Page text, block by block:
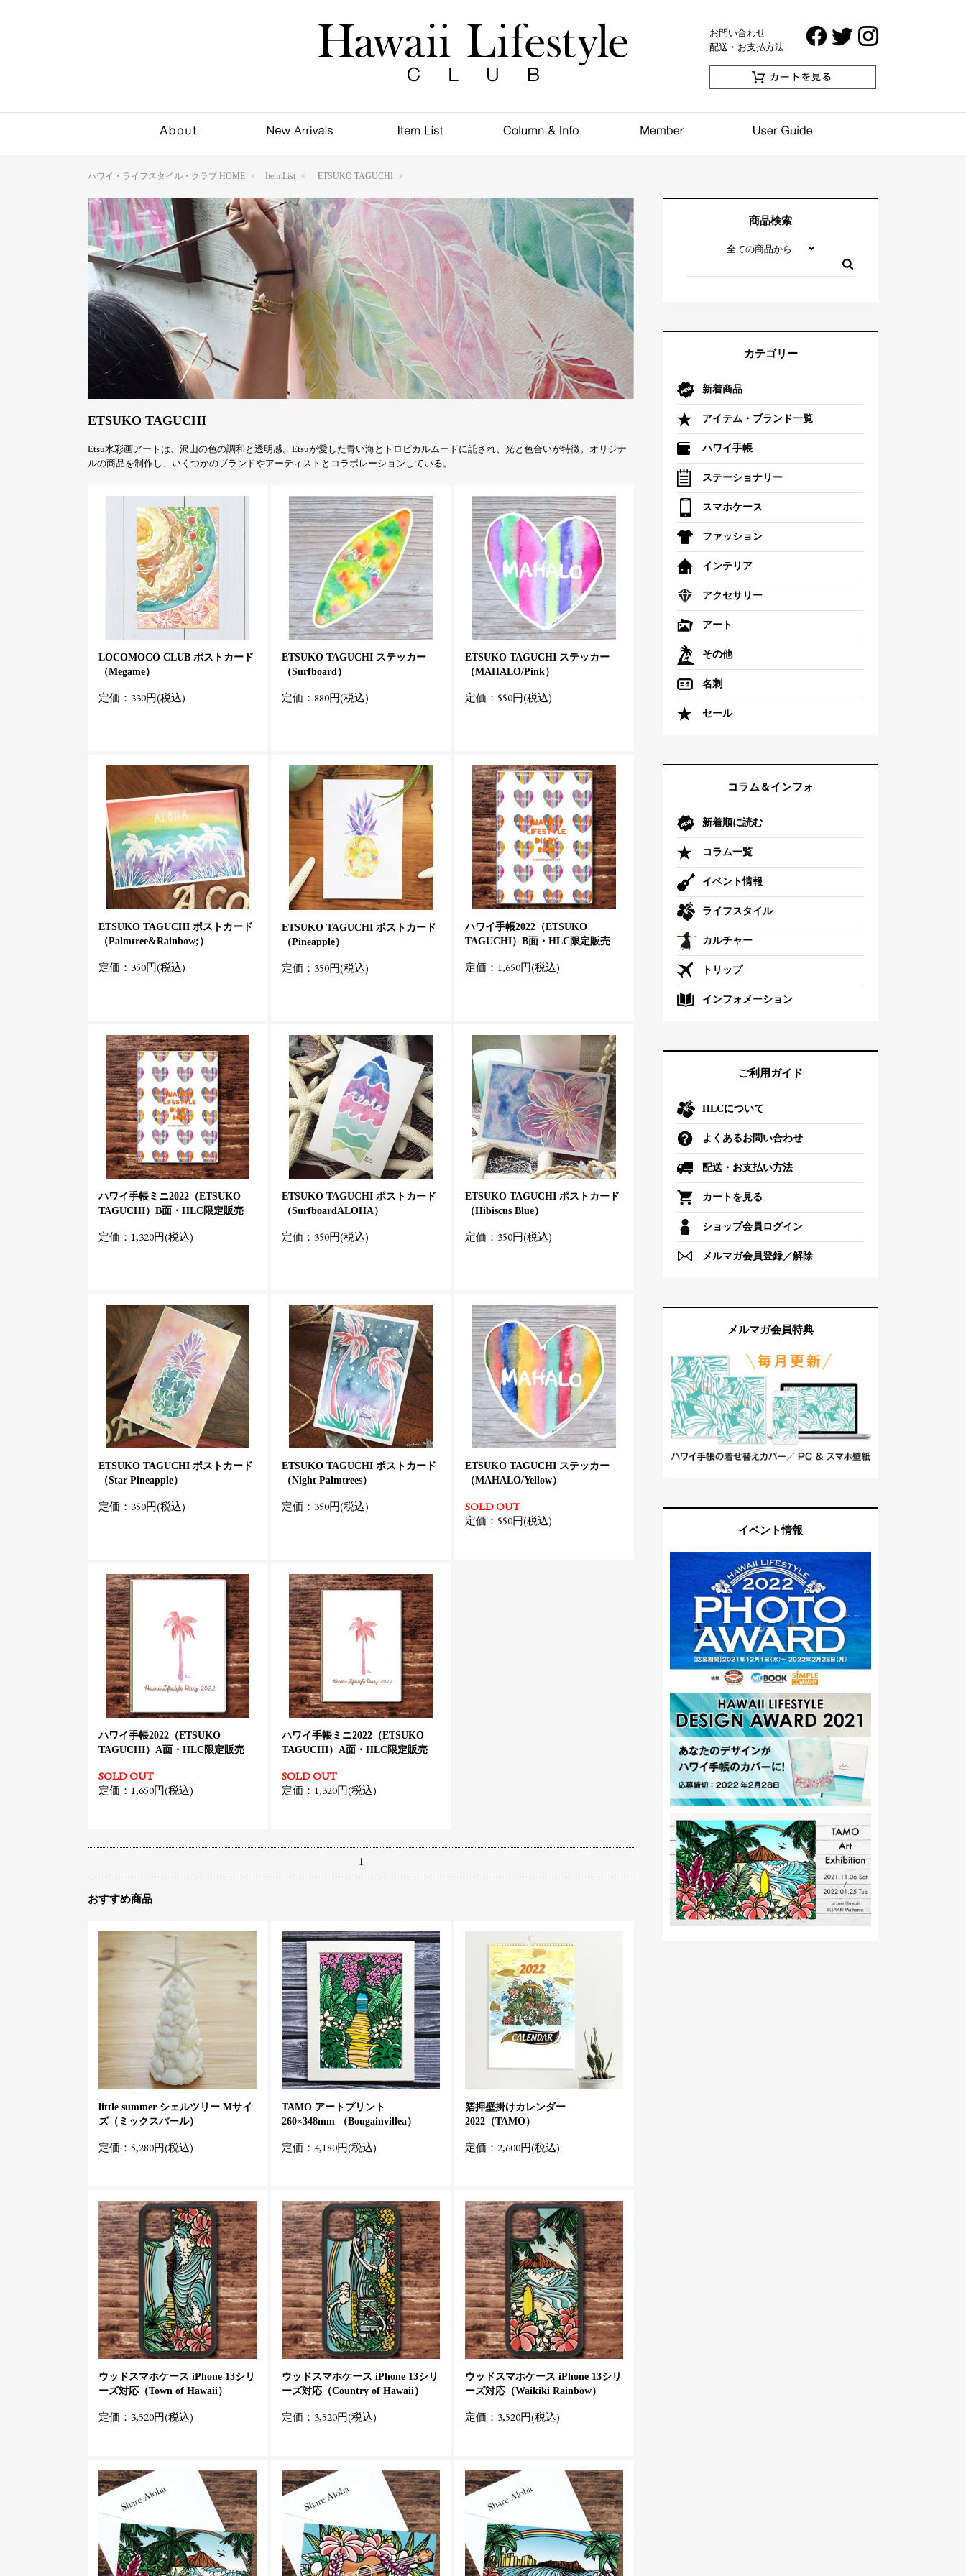
お問い合わせ
配送・お支払方法
ハワイ・ライフスタイル・クラブ HOME Item List ETSUKO TAGUCHI
ETSUKO TAGUCHI
Etsu水彩画アートは、沢山の色の調和と透明感。Etsuが愛した青い海とトロピカルムードに託され、光と色合いが特徴。オリジナ
ルの商品を制作し、いくつかのブランドやアーティストとコラボレーションしている。
LOCOMOCO CLUB ポストカード
（Megame）
定価：330円(税込)
ETSUKO TAGUCHI ステッカー
（Surfboard）
定価：880円(税込)
ETSUKO TAGUCHI ステッカー
（MAHALO/Pink）
定価：550円(税込)
ETSUKO TAGUCHI ポストカード
（Palmtree&Rainbow;）
定価：350円(税込)
ETSUKO TAGUCHI ポストカード
（Pineapple）
定価：350円(税込)
ハワイ手帳2022（ETSUKO
TAGUCHI）B面・HLC限定販売
定価：1,650円(税込)
ハワイ手帳ミニ2022（ETSUKO
TAGUCHI）B面・HLC限定販売
定価：1,320円(税込)
ETSUKO TAGUCHI ポストカード
（SurfboardALOHA）
定価：350円(税込)
ETSUKO TAGUCHI ポストカード
（Hibiscus Blue）
定価：350円(税込)
ETSUKO TAGUCHI ポストカード
（Star Pineapple）
定価：350円(税込)
ETSUKO TAGUCHI ポストカード
（Night Palmtrees）
定価：350円(税込)
ETSUKO TAGUCHI ステッカー
（MAHALO/Yellow）
SOLD OUT
定価：550円(税込)
ハワイ手帳2022（ETSUKO
TAGUCHI）A面・HLC限定販売
SOLD OUT
定価：1,650円(税込)
ハワイ手帳ミニ2022（ETSUKO
TAGUCHI）A面・HLC限定販売
SOLD OUT
定価：1,320円(税込)
1
おすすめ商品
little summer シェルツリー Mサイ
ズ（ミックスパール）
定価：5,280円(税込)
TAMO アートプリント
260×348mm （Bougainvillea）
定価：4,180円(税込)
箔押壁掛けカレンダー
2022（TAMO）
定価：2,600円(税込)
ウッドスマホケース iPhone 13シリ
ーズ対応（Town of Hawaii）
定価：3,520円(税込)
ウッドスマホケース iPhone 13シリ
ーズ対応（Country of Hawaii）
定価：3,520円(税込)
ウッドスマホケース iPhone 13シリ
ーズ対応（Waikiki Rainbow）
定価：3,520円(税込)
商品検索
カテゴリー
新着商品
アイテム・ブランド一覧
ハワイ手帳
ステーショナリー
スマホケース
ファッション
インテリア
アクセサリー
アート
その他
名刺
セール
コラム＆インフォ
新着順に読む
コラム一覧
イベント情報
ライフスタイル
カルチャー
トリップ
インフォメーション
ご利用ガイド
HLCについて
よくあるお問い合わせ
配送・お支払い方法
カートを見る
ショップ会員ログイン
メルマガ会員登録／解除
メルマガ会員特典
イベント情報